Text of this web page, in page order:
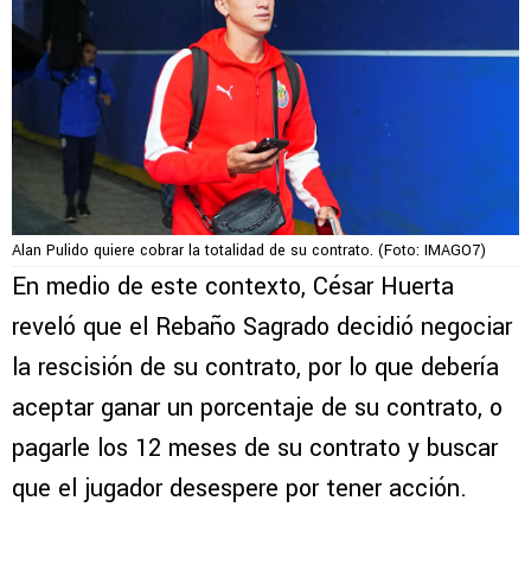
Alan Pulido quiere cobrar la totalidad de su contrato. (Foto: IMAGO7)
En medio de este contexto, César Huerta
reveló que el Rebaño Sagrado decidió negociar
la rescisión de su contrato, por lo que debería
aceptar ganar un porcentaje de su contrato, o
pagarle los 12 meses de su contrato y buscar
que el jugador desespere por tener acción.